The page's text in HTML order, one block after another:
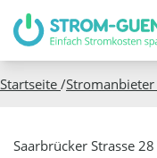
Startseite /Stromanbieter
Saarbrücker Strasse 28